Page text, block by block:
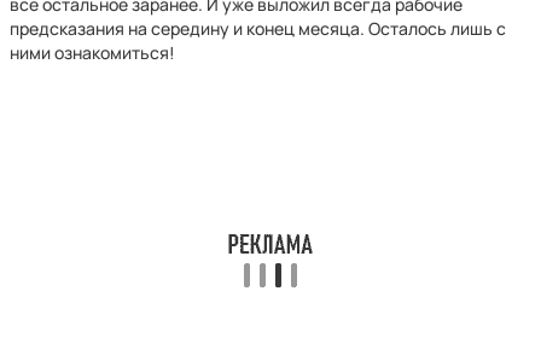
предсказания на середину и конец месяца. Осталось лишь с
ними ознакомиться!